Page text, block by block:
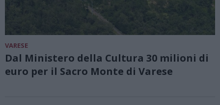
VARESE
Dal Ministero della Cultura 30 milioni di
euro per il Sacro Monte di Varese